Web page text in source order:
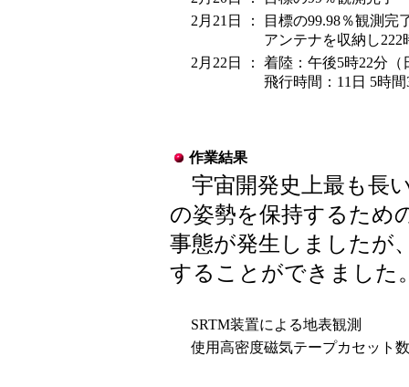
2月21日
：
目標の99.98％観測
アンテナを収納し222
2月22日
：
着陸：午後5時22分（
飛行時間：11日 5時間
作業結果
宇宙開発史上最も長
の姿勢を保持するため
事態が発生しましたが
することができました
SRTM装置による地表観測
使用高密度磁気テープカセット数